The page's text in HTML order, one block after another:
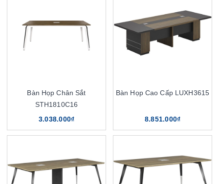
Bàn Họp Chân Sắt
STH1810C16
3.038.000₫
Bàn Họp Cao Cấp LUXH3615
8.851.000₫